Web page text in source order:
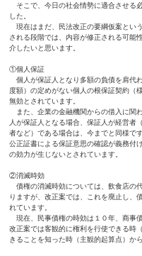
そこで、今日の社会情勢に適合させる
した。
現在はまだ、民法改正の要綱仮案とい
される段階では、内容が修正される可能
介したいと思います。
①個人保証
個人が保証人となり多額の負債を肩代
度額）の定めがない個人の根保証契約（
無効とされています。
また、企業の金融機関からの借入に関
人が保証人となる場合、保証人が経営者
者など）である場合は、今までと同様で
公正証書による保証意思の確認が義務付
の効力が生じないとされています。
②消滅時効
債権の消滅時効については、飲食店の
りますが、改正案では、これを廃止し、
れています。
現在、民事債権の時効は１０年、商事
改正案では客観的に権利を行使できる時
きることを知った時（主観的起算点）か